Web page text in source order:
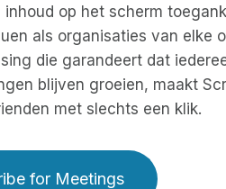
op het scherm
als organisaties van elke
die garandeert dat
blijven groeien, maakt
met slechts een klik.
for Meetings